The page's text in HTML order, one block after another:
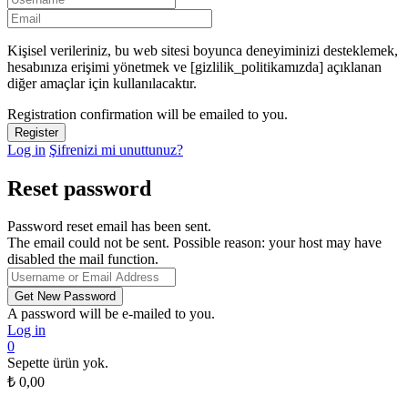
Kişisel verileriniz, bu web sitesi boyunca deneyiminizi desteklemek,
hesabınıza erişimi yönetmek ve [gizlilik_politikamızda] açıklanan
diğer amaçlar için kullanılacaktır.
Registration confirmation will be emailed to you.
Log in Şifrenizi mi unuttunuz?
Reset password
Password reset email has been sent.
The email could not be sent. Possible reason: your host may have
disabled the mail function.
A password will be e-mailed to you.
Log in
0
Sepette ürün yok.
₺ 0,00